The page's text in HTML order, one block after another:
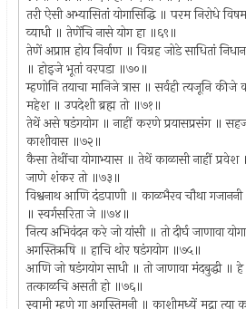
तरी ऐसी अभ्यासितां योगासिद्धि ॥ परम निरोधे
व्याधी ॥ तेणेंचि नासे योग हा ॥६९॥
तेणें अप्राप्त होय निर्वाण ॥ विग्रह जोडे साधितां
॥ होइजे भूतां वरपडा ॥७०॥
म्हणोनि तयाचा मानिजे त्रास ॥ सर्वही त्यजूनि
महेश ॥ उपदेशी ब्रह्म तो ॥७१॥
तेथें असे षडंगयोग ॥ नाहीं करणे प्रयासप्रसंग ॥ सहज
काशीवास ॥७२॥
कैसा तेथींचा योगाभ्यास ॥ तेथें काळासी नाहीं
जाणे शंकर तो ॥७३॥
विश्वनाथ आणि दंडपाणी ॥ काळभैरव चौथा गजाननी
॥ स्वर्गसरिता जे ॥७४॥
नित्य अभिवंदन करे जो यांसी ॥ तो दीर्घ जाणावा
अगस्तिऋषि ॥ हाचि थोर षडंगयोग ॥७५॥
आणि जो षडंगयोग साधी ॥ तो जाणावा मंदबुद्धी ॥ हे
तत्काळचि असती हो ॥७६॥
स्वामी म्हणे गा अगस्तिमुनी ॥ काशीमध्यें मुद्रा त्या